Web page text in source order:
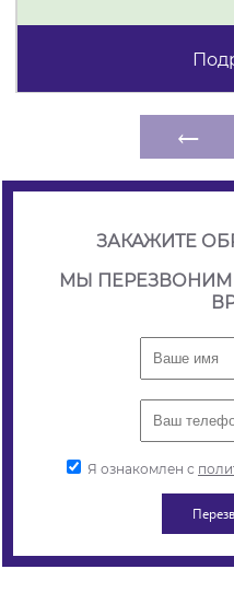
←
ЗАКАЖИТЕ
МЫ
Я ознакомлен с